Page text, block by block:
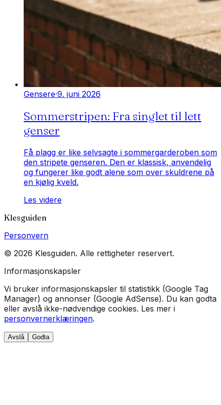
Gensere·9. juni 2026
Sommerstripen: Fra singlet til lett
genser
Få plagg er like selvsagte i sommergarderoben som
den stripete genseren. Den er klassisk, anvendelig
og fungerer like godt alene som over skuldrene på
en kjølig kveld.
Les videre
Klesguiden
Personvern
© 2026 Klesguiden. Alle rettigheter reservert.
Informasjonskapsler
Vi bruker informasjonskapsler til statistikk (Google Tag
Manager) og annonser (Google AdSense). Du kan godta
eller avslå ikke-nødvendige cookies. Les mer i
personvernerklæringen.
Avslå Godta